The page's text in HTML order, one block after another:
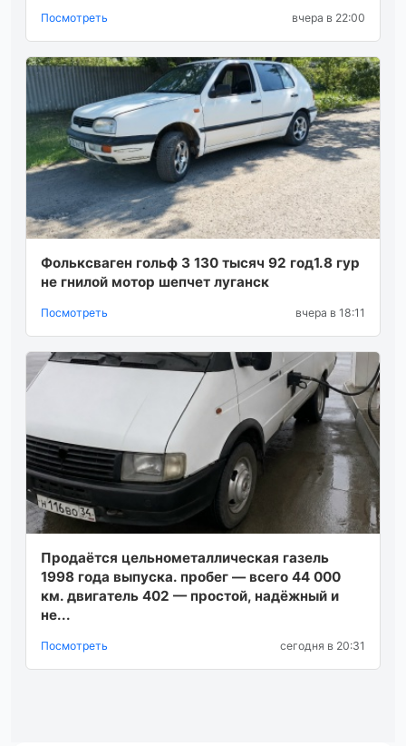
Посмотреть вчера в 22:00
Фольксваген гольф 3 130 тысяч 92 год1.8 гур
не гнилой мотор шепчет луганск
Посмотреть вчера в 18:11
Продаётся цельнометаллическая газель
1998 года выпуска. пробег — всего 44 000
км. двигатель 402 — простой, надёжный и
не...
Посмотреть сегодня в 20:31